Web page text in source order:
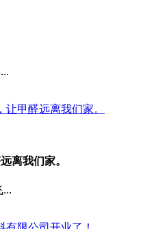
离我们家。
...